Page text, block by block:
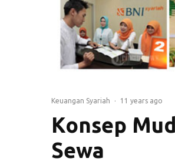
Keuangan Syariah · 11 years ago
Konsep
Sewa